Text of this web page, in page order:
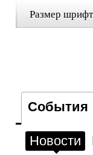
Размер
События
Новости